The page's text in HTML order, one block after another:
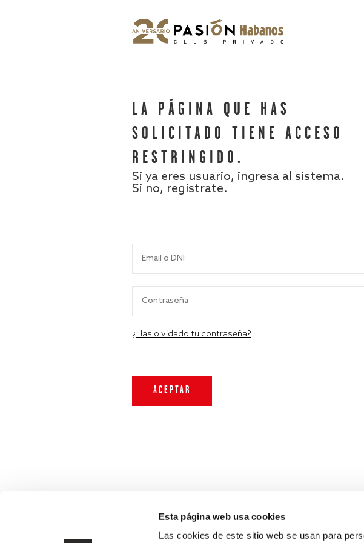
Esta página web usa cookies
Las cookies de este sitio web se usan para
LA PÁGINA QUE HAS
SOLICITADO TIENE ACCESO
RESTRINGIDO.
Si ya eres usuario, ingresa al sistema.
Si no, regístrate.
¿Has olvidado tu contraseña?